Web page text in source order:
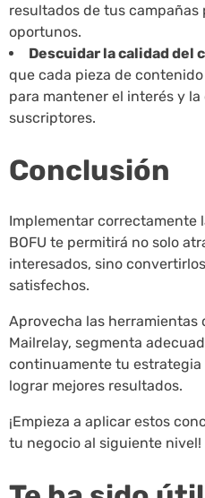
resultados de tus campañas
oportunos.
Descuidar la calidad del
que cada pieza de
para mantener el interés y
suscriptores.
Conclusión
Implementar correctamente
BOFU te permitirá no solo
interesados, sino
satisfechos.
Aprovecha las herramientas
Mailrelay, segmenta
continuamente tu estrategia
lograr mejores resultados.
¡Empieza a aplicar estos
tu negocio al siguiente nivel!